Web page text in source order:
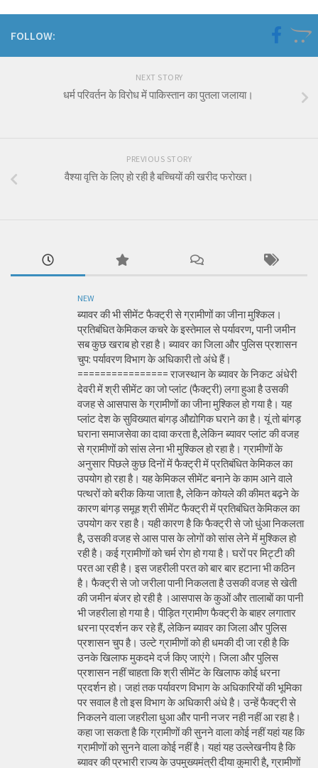
FOLLOW:
NEXT STORY
धर्म परिवर्तन के विरोध में पाकिस्तान का पुतला जलाया।
PREVIOUS STORY
वैश्या वृत्ति के लिए हो रही है बच्चियों की खरीद फरोख्त।
NEW
ब्यावर की भी सीमेंट फैक्ट्री से ग्रामीणों का जीना मुश्किल।
प्रतिबंधित केमिकल कचरे के इस्तेमाल से पर्यावरण, पानी जमीन
सब कुछ खराब हो रहा है। ब्यावर का जिला और पुलिस प्रशासन
चुप: पर्यावरण विभाग के अधिकारी तो अंधे हैं।
================ राजस्थान के ब्यावर के निकट अंधेरी
देवरी में श्री सीमेंट का जो प्लांट (फैक्ट्री) लगा हुआ है उसकी
वजह से आसपास के ग्रामीणों का जीना मुश्किल हो गया है। यह
प्लांट देश के सुविख्यात बांगड़ औद्योगिक घराने का है। यूं तो बांगड़
घराना समाजसेवा का दावा करता है,लेकिन ब्यावर प्लांट की वजह
से ग्रामीणों को सांस लेना भी मुश्किल हो रहा है। ग्रामीणों के
अनुसार पिछले कुछ दिनों में फैक्ट्री में प्रतिबंधित केमिकल का
उपयोग हो रहा है। यह केमिकल सीमेंट बनाने के काम आने वाले
पत्थरों को बरीक किया जाता है, लेकिन कोयले की कीमत बढ़ने के
कारण बांगड़ समूह श्री सीमेंट फैक्ट्री में प्रतिबंधित केमिकल का
उपयोग कर रहा है। यही कारण है कि फैक्ट्री से जो धुंआ निकलता
है, उसकी वजह से आस पास के लोगों को सांस लेने में मुश्किल हो
रही है। कई ग्रामीणों को चर्म रोग हो गया है। घरों पर मिट्टी की
परत आ रही है। इस जहरीली परत को बार बार हटाना भी कठिन
है। फैक्ट्री से जो जरीला पानी निकलता है उसकी वजह से खेती
की जमीन बंजर हो रही है ।आसपास के कुओं और तालाबों का पानी
भी जहरीला हो गया है। पीड़ित ग्रामीण फैक्ट्री के बाहर लगातार
धरना प्रदर्शन कर रहे हैं, लेकिन ब्यावर का जिला और पुलिस
प्रशासन चुप है। उल्टे ग्रामीणों को ही धमकी दी जा रही है कि
उनके खिलाफ मुकदमे दर्ज किए जाएंगे। जिला और पुलिस
प्रशासन नहीं चाहता कि श्री सीमेंट के खिलाफ कोई धरना
प्रदर्शन हो। जहां तक पर्यावरण विभाग के अधिकारियों की भूमिका
पर सवाल है तो इस विभाग के अधिकारी अंधे है। उन्हें फैक्ट्री से
निकलने वाला जहरीला धुआ और पानी नजर नही नहीं आ रहा है।
कहा जा सकता है कि ग्रामीणों की सुनने वाला कोई नहीं यहां यह कि
ग्रामीणों को सुनने वाला कोई नहीं है। यहां यह उल्लेखनीय है कि
ब्यावर की प्रभारी राज्य के उपमुख्यमंत्री दीया कुमारी है, ग्रामीणों